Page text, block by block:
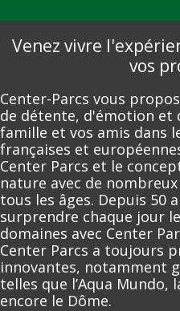
Venez vivre
vos
Center-Parcs vous
de détente, d'émotion et
famille et vos amis dans
françaises et
Center Parcs et le
nature avec de
tous les âges. Depuis 50
surprendre chaque jour
domaines avec Center
Center Parcs a toujours
innovantes, notamment
telles que l’Aqua Mundo,
encore le Dôme.